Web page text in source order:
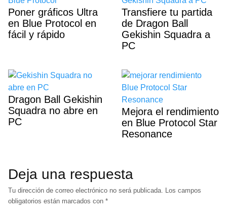
Poner gráficos Ultra
en Blue Protocol en
fácil y rápido
Transfiere tu partida
de Dragon Ball
Gekishin Squadra a
PC
Dragon Ball Gekishin
Squadra no abre en
PC
Mejora el rendimiento
en Blue Protocol Star
Resonance
Deja una respuesta
Tu dirección de correo electrónico no será publicada. Los campos
obligatorios están marcados con *